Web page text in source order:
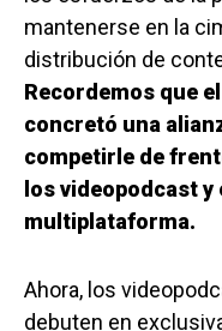
mantenerse en la
distribución de
Recordemos que
concretó una
competirle de
los videopodcast
multiplataforma.
Ahora, los
debuten en